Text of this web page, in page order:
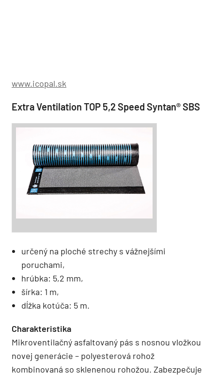
www.icopal.sk
Extra Ventilation TOP 5,2 Speed Syntan® SBS
určený na ploché strechy s vážnejšími
poruchami,
hrúbka: 5,2 mm,
šírka: 1 m,
dĺžka kotúča: 5 m.
Charakteristika
Mikroventilačný asfaltovaný pás s nosnou vložkou
novej generácie – polyesterová rohož
kombinovaná so sklenenou rohožou. Zabezpečuje